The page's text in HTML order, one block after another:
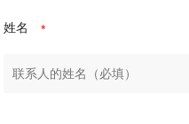
姓名 *